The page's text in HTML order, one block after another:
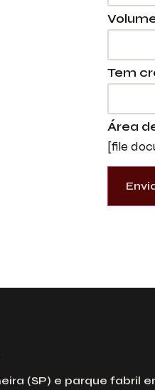
Tem
Área
[file
(SP) e parque fabril